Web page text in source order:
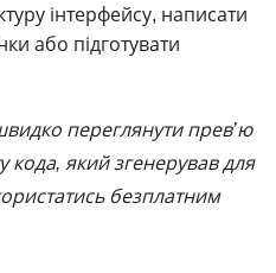
інтерфейсу, написати
або підготувати
переглянути прев’ю
кода, який згенерував для
безплатним